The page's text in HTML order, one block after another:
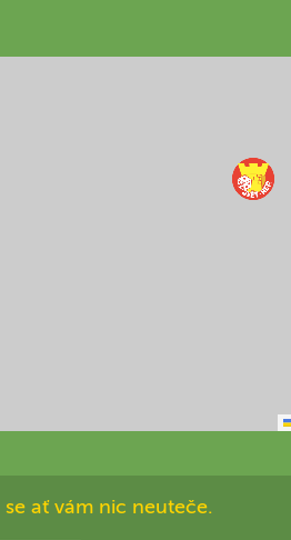
ať vám nic neuteče.